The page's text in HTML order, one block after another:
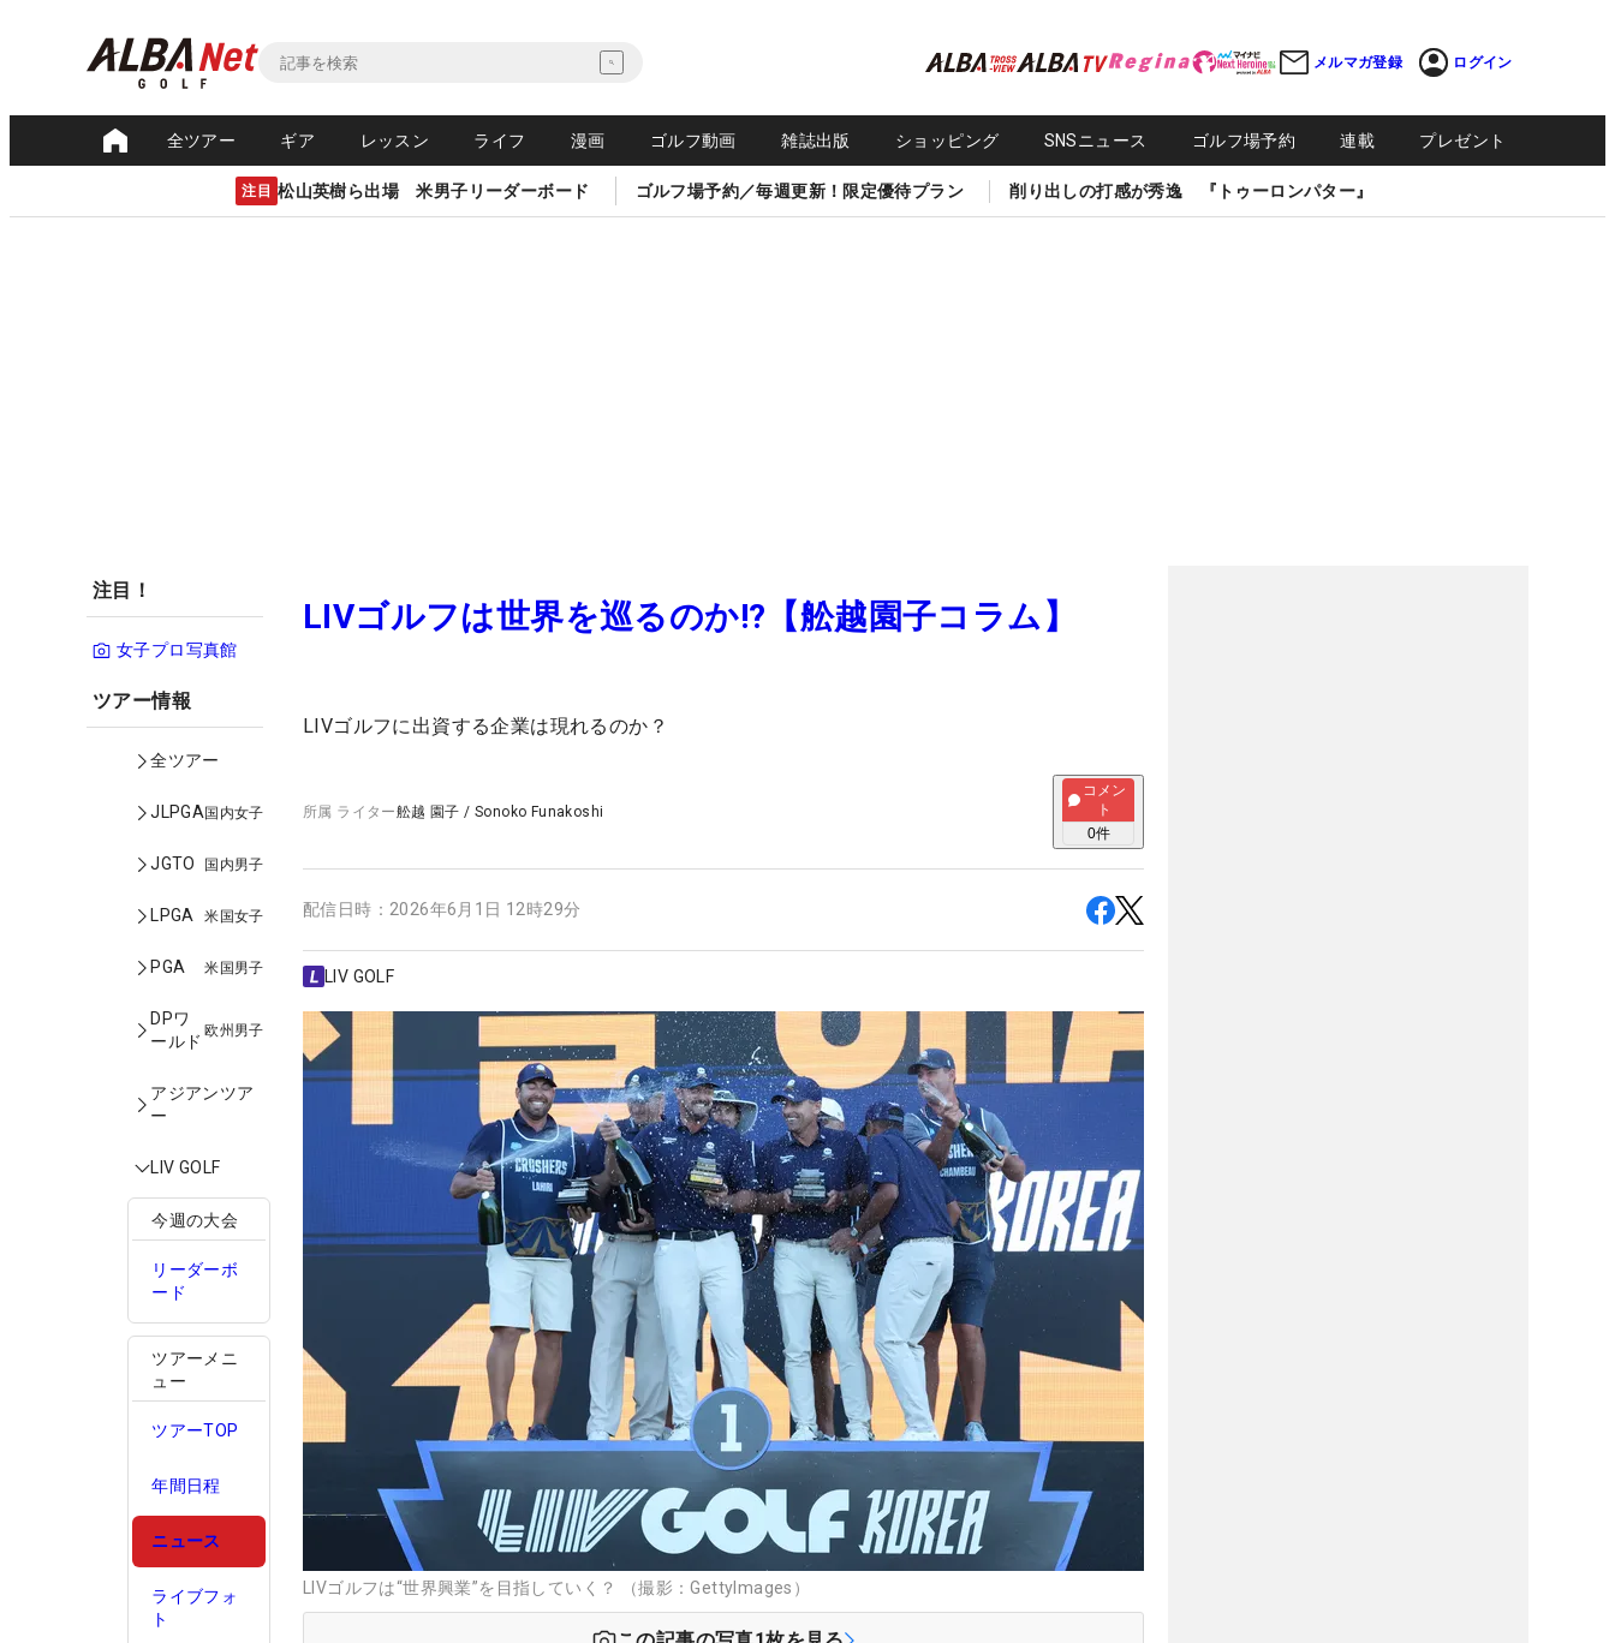
メルマガ登録 ログイン
全ツアー ギア レッスン ライフ 漫画 ゴルフ動画 雑誌出版 ショッピング SNSニュース ゴルフ場予約 連載 プレゼント
注目 松山英樹ら出場 米男子リーダーボード ゴルフ場予約／毎週更新！限定優待プラン 削り出しの打感が秀逸 『トゥーロンパター』
注目！
女子プロ写真館
ツアー情報
全ツアー
JLPGA国内女子
JGTO 国内男子
LPGA 米国女子
PGA 米国男子
DPワ
ールド
欧州男子
アジアンツア
ー
LIV GOLF
今週の大会
リーダーボ
ード
ツアーメニ
ュー
ツアーTOP
年間日程
ニュース
ライブフォ
ト
LIVゴルフは世界を巡るのか!?【舩越園子コラム】
LIVゴルフに出資する企業は現れるのか？
所属 ライター舩越 園子 /Sonoko Funakoshi
コメン
ト
0件
配信日時： 2026年6月1日 12時29分
LIV GOLF
LIVゴルフは“世界興業”を目指していく？ （撮影：GettyImages）